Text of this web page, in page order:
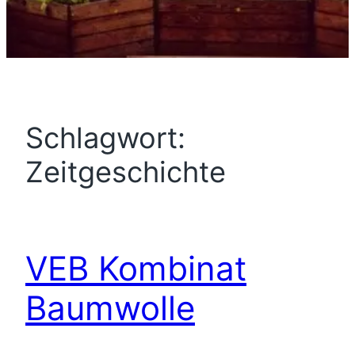
Schlagwort:
Zeitgeschichte
VEB Kombinat
Baumwolle